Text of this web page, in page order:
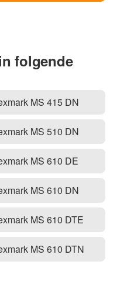
folgende
MS 415 DN
MS 510 DN
MS 610 DE
MS 610 DN
MS 610 DTE
MS 610 DTN